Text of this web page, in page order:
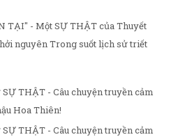
TẠI" - Một SỰ THẬT của Thuyết
nguyên Trong suốt lịch sử triết
THẬT - Câu chuyện truyền cảm
Hoa Thiên!
THẬT - Câu chuyện truyền cảm